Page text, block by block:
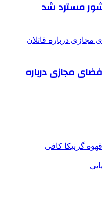
مجازی درباره
گرنیکا کافی